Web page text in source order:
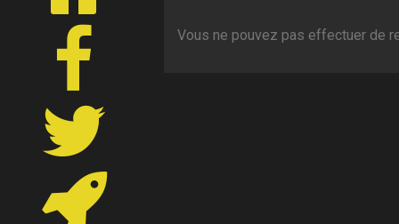
Vous ne pouvez pas effectuer de